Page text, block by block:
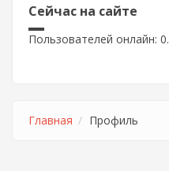
Сейчас на сайте
Пользователей онлайн: 0.
Главная Профиль